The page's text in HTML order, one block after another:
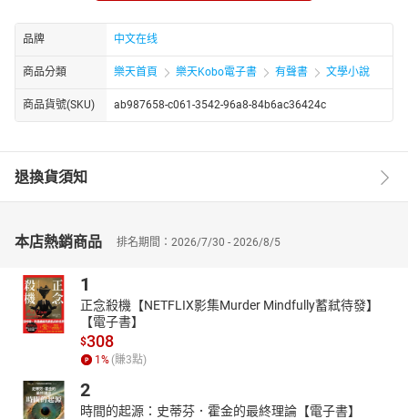
意的方式在书写自己的人生，想到了就说出来了然后记录下来，可
是，细细斟酌之下，字里行间都包含着他的睿智。除却辛辣，马克·
吐温日常生活中的“搞笑”天赋也可从自传中觅得。自传管理人赫斯特
称：“这份书稿我已经读过无数次，但每一次都忍不住发笑。这个男
人的言谈笑骂皆成文学，而自传则是高潮，是那种创作力的顶峰。”
品牌 中文在线
商品分類 樂天首頁 樂天Kobo電子書 有聲書 文學小說
商品貨號(SKU) ab987658-c061-3542-96a8-84b6ac36424c
退換貨須知
本店熱銷商品 排名期間：2026/7/30 - 2026/8/5
1
正念殺機【NETFLIX影集Murder Mindfully蓄弒待發】
【電子書】
$308
1 % (賺3點)
2
時間的起源：史蒂芬．霍金的最終理論【電子書】